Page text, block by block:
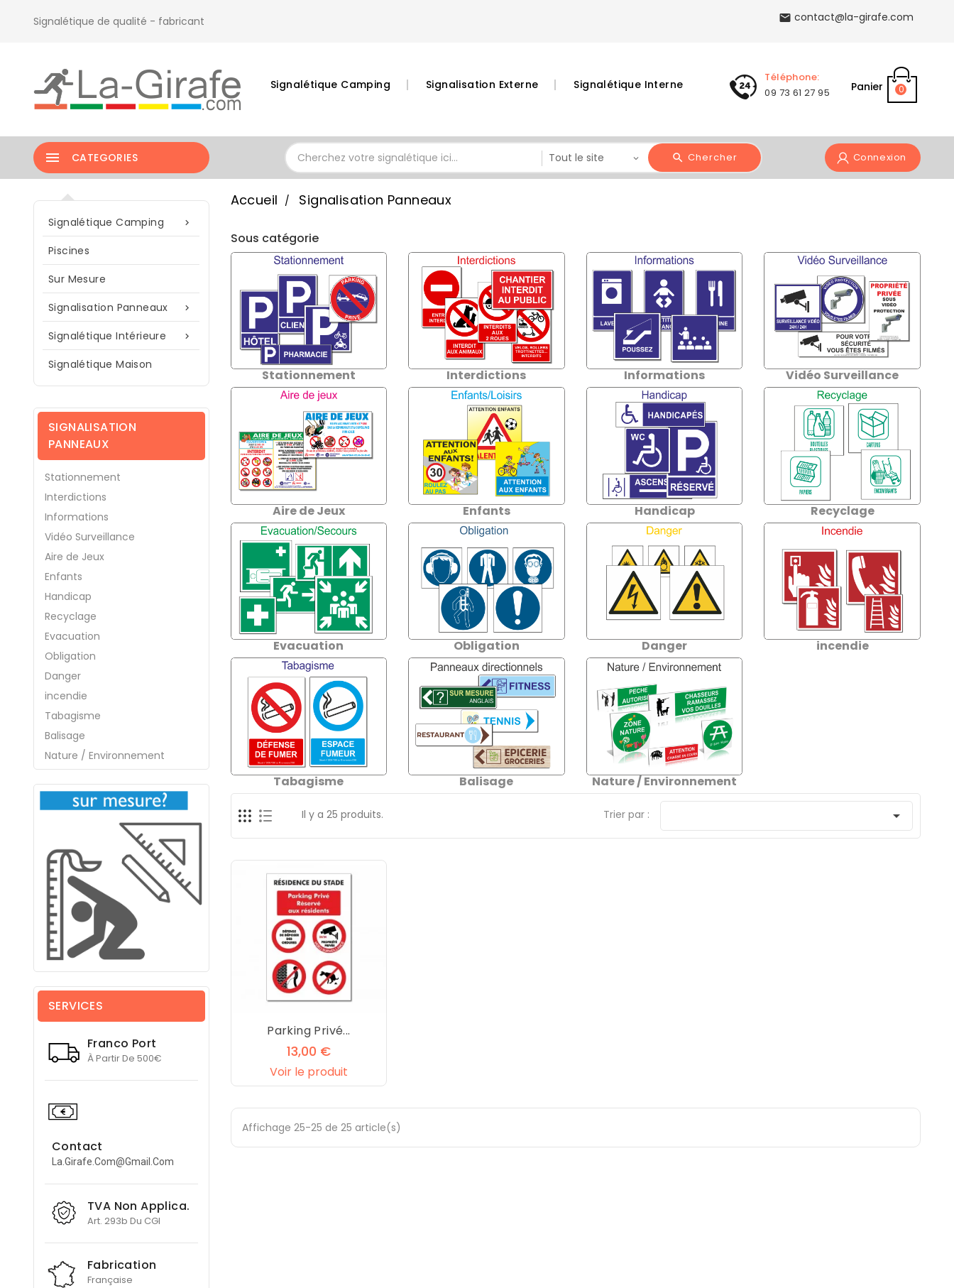
Signalétique de qualité - fabricant  contact@la-girafe.com
Panier 0
Téléphone:
09 73 61 27 95
Signalétique Camping Signalisation Externe Signalétique Interne
Connexion
Chercher
CATEGORIES


Signalétique Camping
Piscines
Sur Mesure

Signalisation Panneaux

Signalétique Intérieure
Signalétique Maison
SIGNALISATION
PANNEAUX
Stationnement
Interdictions
Informations
Vidéo Surveillance
Aire de Jeux
Enfants
Handicap
Recyclage
Evacuation
Obligation
Danger
incendie
Tabagisme
Balisage
Nature / Environnement
SERVICES
Franco Port
À Partir De 500€
Contact
La.girafe.com@gmail.com
TVA Non Applica.
Art. 293b Du CGI
Fabrication
Française
Accueil Signalisation Panneaux
Sous catégorie
Stationnement Interdictions Informations Vidéo Surveillance
Aire de Jeux Enfants Handicap Recyclage
Evacuation Obligation Danger incendie
Tabagisme Balisage Nature / Environnement
Il y a 25 produits. Trier par : 
Parking Privé...
13,00 €Prix
Voir le produit
Affichage 25-25 de 25 article(s)